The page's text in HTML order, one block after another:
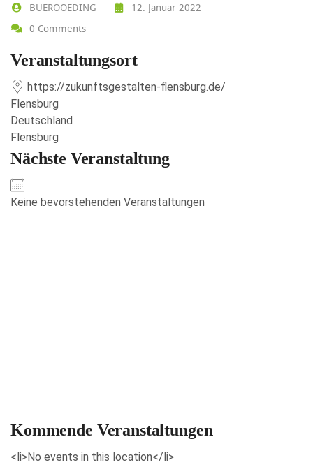
BUEROOEDING
12. Januar 2022
0 Comments
Veranstaltungsort
https://zukunftsgestalten-flensburg.de/
Flensburg
Deutschland
Flensburg
Nächste Veranstaltung
Keine bevorstehenden Veranstaltungen
Kommende Veranstaltungen
<li>No events in this location</li>